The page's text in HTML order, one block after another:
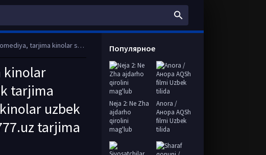
tarjima kinolar saytlari, 7777.uz tarjima kinolar, tarjima kinolar skachat, t
kinolar
tarjima
uzbek
tarjima
Популярное
Neja 2: Ne Zha
ajdarho
qirolini
mag'lub
Anora /
Анора AQSh
filmi Uzbek
tilida